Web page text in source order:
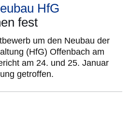
HfG
fest
um den Neubau der
(HfG) Offenbach am
am 24. und 25. Januar
getroffen.